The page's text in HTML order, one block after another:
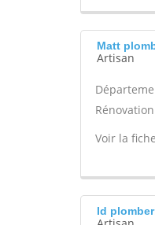
Matt
Artisan
Voir la
Id